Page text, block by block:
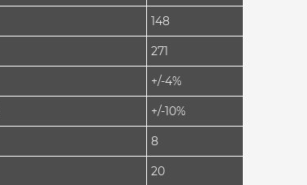
148
271
+/-4%
+/-10%
8
20